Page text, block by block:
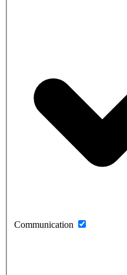
Communication